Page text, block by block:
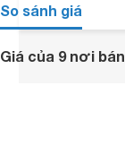
So sánh giá
Giá của 9 nơi bán